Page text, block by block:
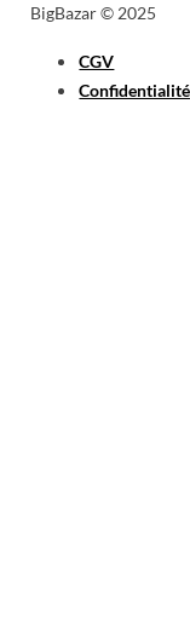
BigBazar © 2025
CGV
Confidentialité